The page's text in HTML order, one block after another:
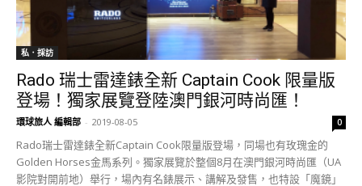
私．採訪
Rado 瑞士雷達錶全新 Captain Cook 限量版
登場！獨家展覽登陸澳門銀河時尚匯！
環球旅人 編輯部 - 2019-08-05 0
Rado瑞士雷達錶全新Captain Cook限量版登場，同場也有玫瑰金的
Golden Horses金馬系列。獨家展覽於整個8月在澳門銀河時尚匯（UA
影院對開前地）舉行，場內有名錶展示、講解及發售，也特設「魔鏡」